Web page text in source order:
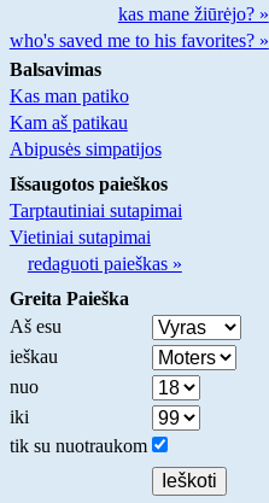
kas mane žiūrėjo? »
who's saved me to his favorites? »
Balsavimas
Kas man patiko
Kam aš patikau
Abipusės simpatijos
Išsaugotos paieškos
Tarptautiniai sutapimai
Vietiniai sutapimai
redaguoti paieškas »
Greita Paieška
Aš esu
ieškau
nuo
iki
tik su nuotraukom